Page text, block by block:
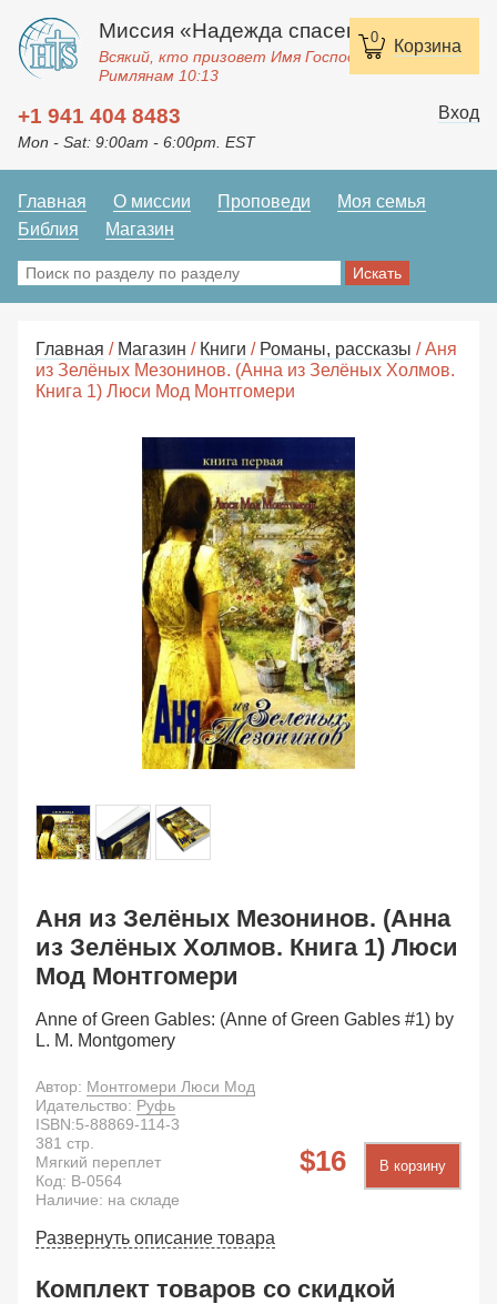
0 Корзина
Миссия «Надежда спасения»
Всякий, кто призовет Имя Господне, спасется.
Римлянам 10:13
+1 941 404 8483
Mon - Sat: 9:00am - 6:00pm. EST
Вход
Главная О миссии Проповеди
Моя семья
Библия
Магазин
Главная / Магазин / Книги / Романы, рассказы / Аня
из Зелёных Мезонинов. (Анна из Зелёных Холмов.
Книга 1) Люси Мод Монтгомери
Аня из Зелёных Мезонинов. (Анна
из Зелёных Холмов. Книга 1) Люси
Мод Монтгомери
Anne of Green Gables: (Anne of Green Gables #1) by
L. M. Montgomery
Автор: Монтгомери Люси Мод
Идательство: Руфь
16 В корзину
ISBN:5-88869-114-3
381 стр.
Мягкий переплет
Код: B-0564
Наличие: на складе
Развернуть описание товара
Комплект товаров со скидкой